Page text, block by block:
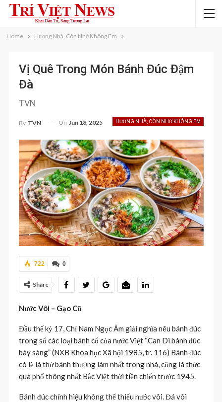
Home Hương Nhà, Còn Nhớ Không Em
Vị Quê Trong Món Bánh Đúc Đậm
Đà
TVN
HƯƠNG NHÀ, CÒN NHỚ KHÔNG EM
By TVN On Jun 18, 2025
0
722
Share
Nước Vôi – Gạo Cũ
Đầu thế kỷ 17, Chỉ Nam Ngọc Âm giải nghĩa nêu bánh đúc
trong số các loại bánh cổ của nước Việt “Can Di bánh đúc
bày sàng” (NXB Khoa học Xã hội 1985, tr. 116) Bánh đúc
có lẽ là thứ bánh thường làm nhất trong nhà, cũng là thức
quà phổ thông nhất Bắc Việt thời tiền chiến trước 1945.
Bánh đúc chính hiệu không thể thiếu nước vôi. Đá vôi